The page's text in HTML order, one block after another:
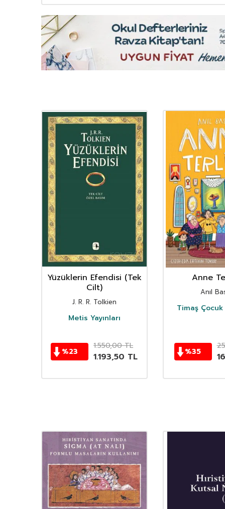
Yüzüklerin Efendisi (Tek
Cilt)
J. R. R. Tolkien
Metis Yayınları
%23
1.550,00TL
1.193,50 TL
Anne
Anıl
Timaş Çocuk
%35